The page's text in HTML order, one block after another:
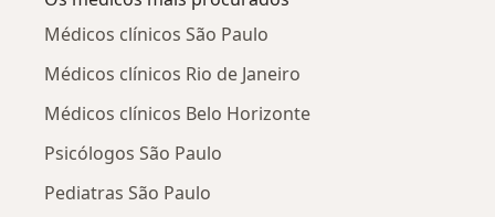
Médicos clínicos São Paulo
Médicos clínicos Rio de Janeiro
Médicos clínicos Belo Horizonte
Psicólogos São Paulo
Pediatras São Paulo